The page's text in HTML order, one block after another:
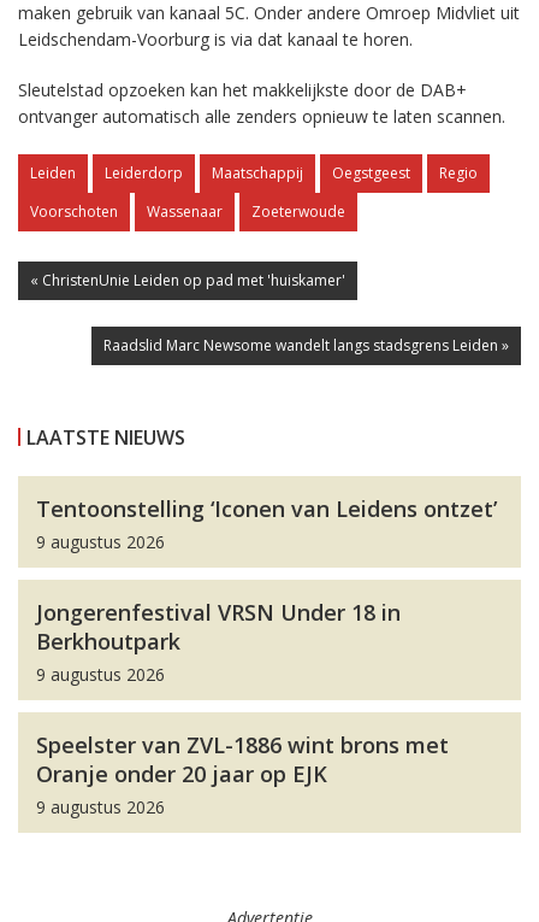
maken gebruik van kanaal 5C. Onder andere Omroep Midvliet uit
Leidschendam-Voorburg is via dat kanaal te horen.
Sleutelstad opzoeken kan het makkelijkste door de DAB+
ontvanger automatisch alle zenders opnieuw te laten scannen.
Leiden Leiderdorp Maatschappij Oegstgeest
Regio
Voorschoten
Wassenaar Zoeterwoude
« ChristenUnie Leiden op pad met 'huiskamer'
Raadslid Marc Newsome wandelt langs stadsgrens Leiden »
LAATSTE NIEUWS
Tentoonstelling ‘Iconen van Leidens ontzet’
9 augustus 2026
Jongerenfestival VRSN Under 18 in
Berkhoutpark
9 augustus 2026
Speelster van ZVL-1886 wint brons met
Oranje onder 20 jaar op EJK
9 augustus 2026